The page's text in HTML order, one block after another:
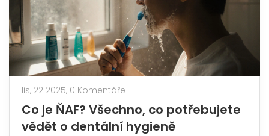
lis, 22 2025, 0 Komentáře
Co je ŇAF? Všechno, co potřebujete
vědět o dentální hygieně